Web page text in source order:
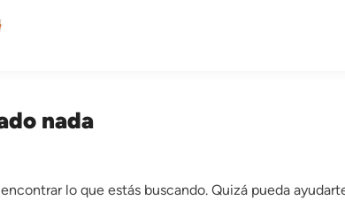
nada
lo que estás buscando. Quizá pueda